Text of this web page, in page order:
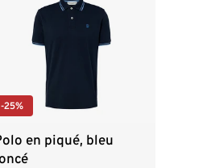
-25%
en piqué, bleu